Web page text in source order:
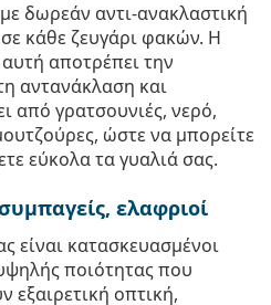
δωρεάν αντι-ανακλαστική
κάθε ζευγάρι φακών. Η
αποτρέπει την
αντανάκλαση και
από γρατσουνιές, νερό,
ώστε να μπορείτε
εύκολα τα γυαλιά σας.
ελαφριοί
είναι κατασκευασμένοι
ποιότητας που
εξαιρετική οπτική,